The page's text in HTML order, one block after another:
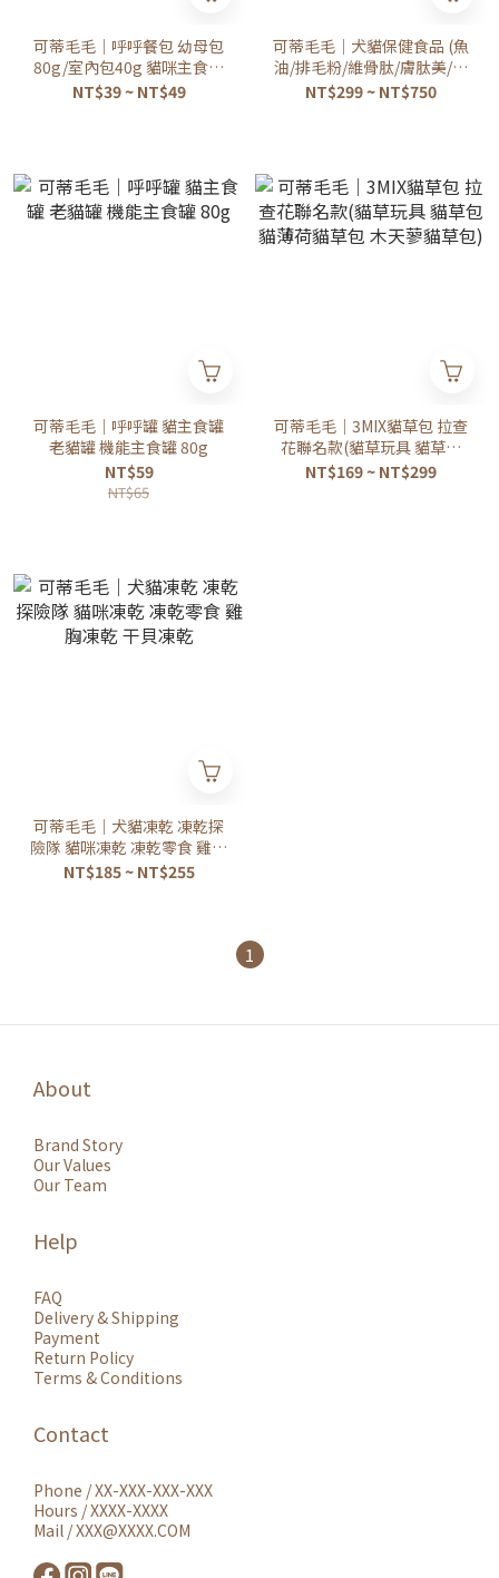
可蒂毛毛｜呼呼餐包 幼母包
80g/室內包40g 貓咪主食餐
包 幼貓主食餐包
NT$39 ~ NT$49
可蒂毛毛｜犬貓保健食品 (魚
油/排毛粉/維骨肽/膚肽美/益
生菌/泌尿保健)
NT$299 ~ NT$750
可蒂毛毛｜呼呼罐 貓主食罐
老貓罐 機能主食罐 80g
NT$59
NT$65
可蒂毛毛｜3MIX貓草包 拉查
花聯名款(貓草玩具 貓草包
貓薄荷貓草包 木天蓼貓草包)
NT$169 ~ NT$299
可蒂毛毛｜犬貓凍乾 凍乾探
險隊 貓咪凍乾 凍乾零食 雞胸
凍乾 干貝凍乾
NT$185 ~ NT$255
1
About
Brand Story
Our Values
Our Team
Help
FAQ
Delivery & Shipping
Payment
Return Policy
Terms & Conditions
Contact
Phone / XX-XXX-XXX-XXX
Hours / XXXX-XXXX
Mail / XXX@XXXX.COM